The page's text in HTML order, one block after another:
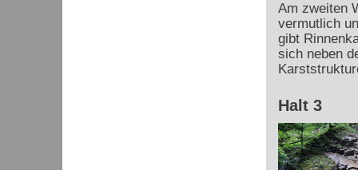
Am zweiten
vermutlich
gibt
sich neben
Halt 3